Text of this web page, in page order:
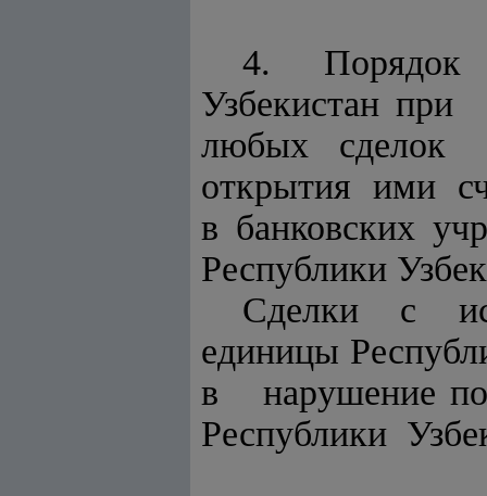
4. Порядок
Узбекистан
любых сделок
открытия ими
в банковских
Республики
Сделки с
единицы
в нарушение
Республики